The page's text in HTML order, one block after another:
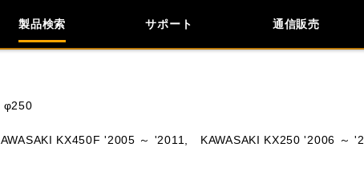
製品検索 サポート 通信販売
φ250
KX450F '2005 ～ '2011,
KAWASAKI KX250 '2006 ～